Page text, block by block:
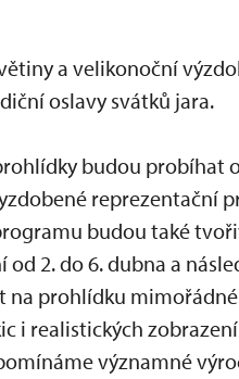
a velikonoční
oslavy svátků jara.
budou probíhat
reprezentační
budou také
od 2. do 6. dubna a
na prohlídku
i realistických
významné